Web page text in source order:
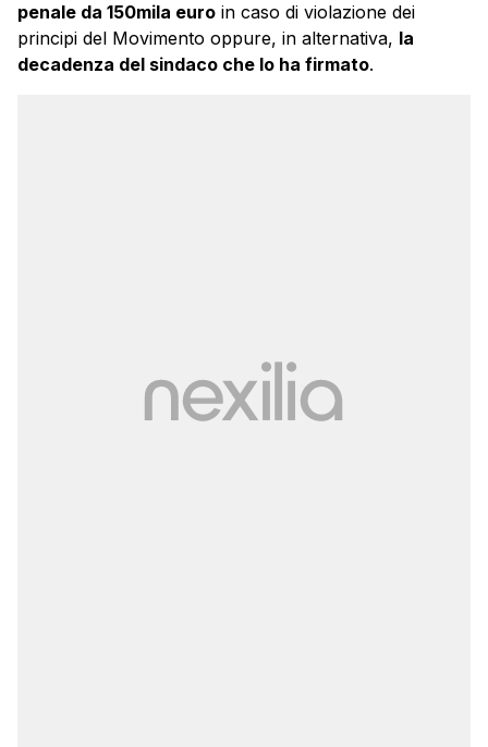
penale da 150mila euro in caso di violazione dei
principi del Movimento oppure, in alternativa, la
decadenza del sindaco che lo ha firmato.